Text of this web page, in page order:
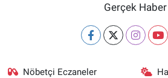
Gerçek Haber
Nöbetçi Eczaneler